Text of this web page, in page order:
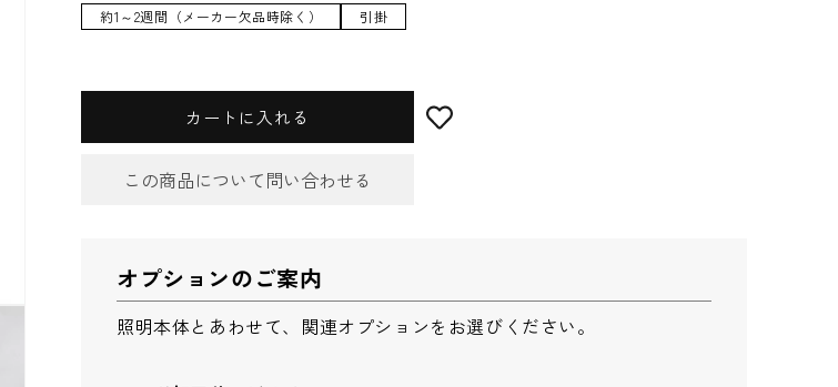
約1～2週間（メーカー欠品時除く） 引掛
カートに入れる
この商品について問い合わせる
お問合せフォーム
*
オプションのご案内
照明本体とあわせて、関連オプションをお選びください。